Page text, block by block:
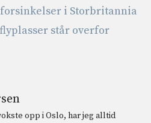
i Storbritannia
står overfor
opp i Oslo, har jeg alltid